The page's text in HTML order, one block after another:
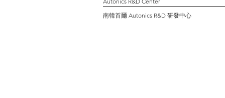
南韓首爾 Autonics R&D 研發中心